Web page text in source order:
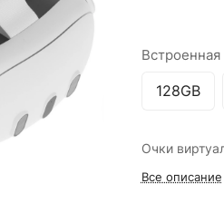
Встроенная
128GB
Очки
Все описание